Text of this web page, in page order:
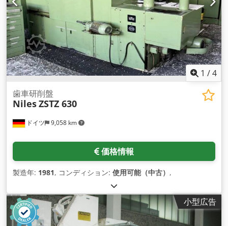
1 /4
ドイツ 9,058 km
歯車研削盤
NilesZSTZ 630
価格情報
製造年: 1981, コンディション: 使用可能（中古） ,
小型広告